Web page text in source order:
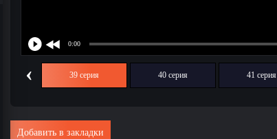
‹ 39 серия 40 серия 41 серия
Добавить в закладки